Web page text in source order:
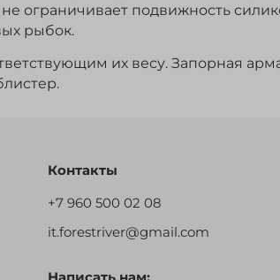
ограничивает подвижность
рыбок.
их весу. Запорная
Контакты
+7 960 500 02 08
it.forestriver@gmail.com